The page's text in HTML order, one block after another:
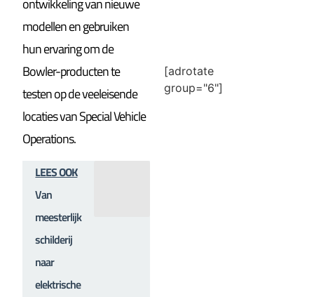
ontwikkeling van nieuwe
modellen en gebruiken
hun ervaring om de
Bowler-producten te
testen op de veeleisende
locaties van Special Vehicle
Operations.
LEES OOK
Van
meesterlijk
schilderij
naar
elektrische
[adrotate
group="6"]